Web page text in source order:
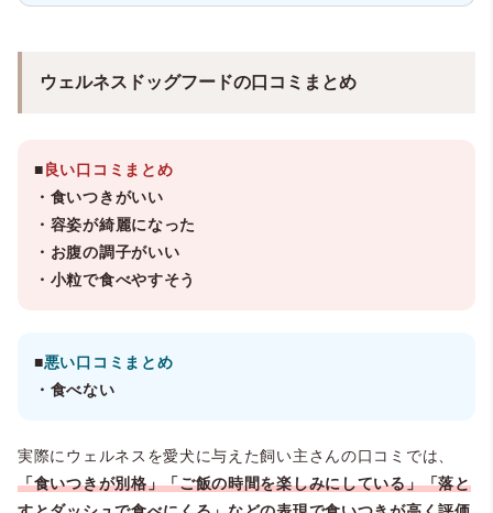
ウェルネスドッグフードの口コミまとめ
■良い口コミまとめ
・食いつきがいい
・容姿が綺麗になった
・お腹の調子がいい
・小粒で食べやすそう
■悪い口コミまとめ
・食べない
実際にウェルネスを愛犬に与えた飼い主さんの口コミでは、
「食いつきが別格」「ご飯の時間を楽しみにしている」「落と